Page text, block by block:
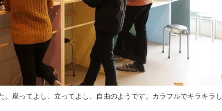
座ってよし、立ってよし、自由のようです。カラフルでキラキラし